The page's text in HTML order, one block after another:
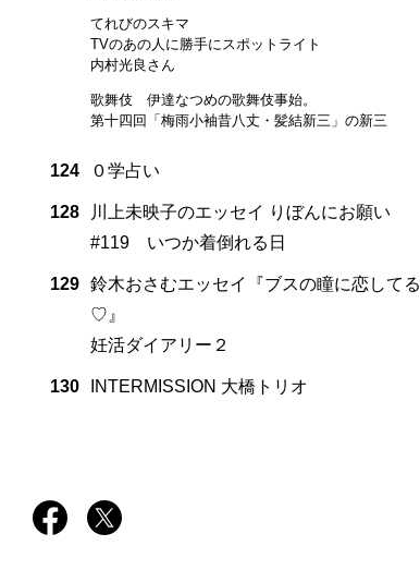
てれびのスキマ
TVのあの人に勝手にスポットライト
内村光良さん
歌舞伎 伊達なつめの歌舞伎事始。
第十四回「梅雨小袖昔八丈・髪結新三」の新三
124 ０学占い
128
川上未映子のエッセイ りぼんにお願い
#119 いつか着倒れる日
129 鈴木おさむエッセイ『ブスの瞳に恋してる
♡』
妊活ダイアリー２
130 INTERMISSION 大橋トリオ